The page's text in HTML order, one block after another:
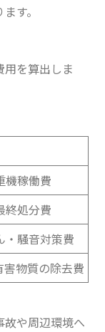
す。
を算出しま
機稼働費
終処分費
・騒音対策費
害物質の除去費
故や周辺環境へ